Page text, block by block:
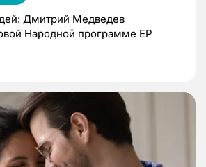
Дмитрий Медведев
Народной программе ЕР